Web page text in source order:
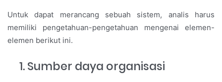
Untuk dapat merancang sebuah sistem, analis harus
memiliki pengetahuan-pengetahuan mengenai elemen-
elemen berikut ini.
Sumber daya organisasi